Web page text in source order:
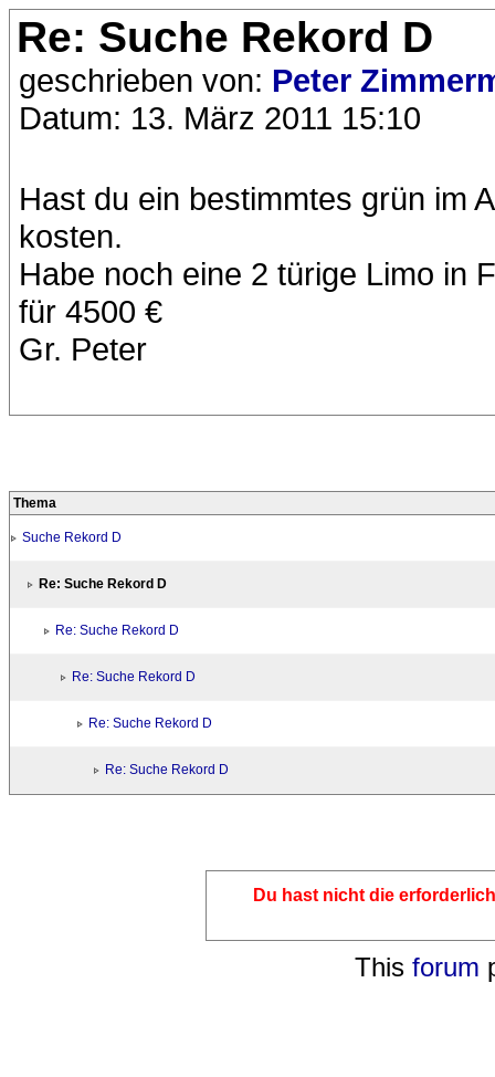
Re: Suche Rekord D
geschrieben von: Peter
Datum: 13. März 2011 15:10
Hast du ein bestimmtes grün im
kosten.
Habe noch eine 2 türige Limo in
für 4500 €
Gr. Peter
Thema
Suche Rekord D
Re: Suche Rekord D
Re: Suche Rekord D
Re: Suche Rekord D
Re: Suche Rekord D
Re: Suche Rekord D
Du hast nicht die
This forum